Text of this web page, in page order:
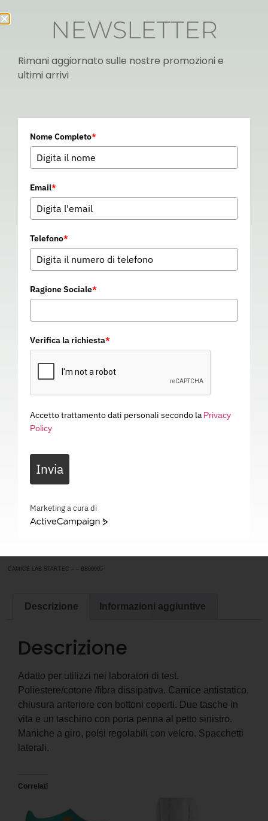
CAMICE LAB STARTEC
CAMICE LAB STARTEC – – BB00005
Descrizione Informazioni aggiuntive
Descrizione
Adatto per utilizzi nei laboratori di test.
Poliestere/cotone /fibra dissipativa. Camice antistatico,
chiusura anteriore con bottoni coperti. Due tasche in
vita e un taschino con porta penna al petto sinistro.
Maniche a giro, polsi regolabili con velcro. Spacchetti
laterali.
Correlati
NEWSLETTER
Rimani aggiornato sulle nostre promozioni e
ultimi arrivi
Nome Completo*
Email*
Telefono*
Ragione Sociale*
Verifica la richiesta*
Accetto trattamento dati personali secondo la Privacy
Policy
Invia
Marketing a cura di
ActiveCampaign